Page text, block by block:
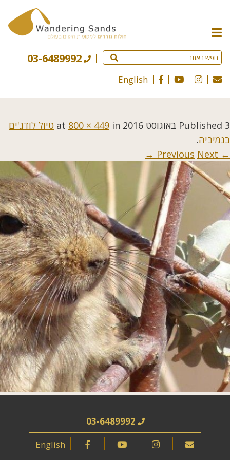
תפריט
האתר
03-6489992
English
Published 3 באוגוסט 2016 800 × 449 in
טיול לודג'ים
בנמיביה.
← Previous
Next →
03-6489992
English